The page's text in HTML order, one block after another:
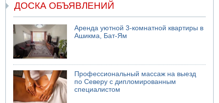
ДОСКА ОБЪЯВЛЕНИЙ
Аренда уютной 3-комнатной квартиры в
Ашикма, Бат-Ям
Профессиональный массаж на выезд
по Северу с дипломированным
специалистом